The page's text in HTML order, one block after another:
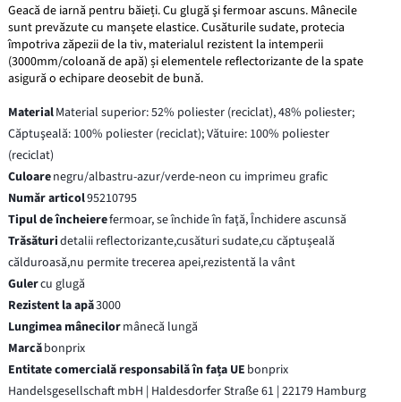
Geacă de iarnă pentru băieți. Cu glugă şi fermoar ascuns. Mânecile
sunt prevăzute cu manşete elastice. Cusăturile sudate, protecia
împotriva zăpezii de la tiv, materialul rezistent la intemperii
(3000mm/coloană de apă) și elementele reflectorizante de la spate
asigură o echipare deosebit de bună.
MaterialMaterial superior: 52% poliester (reciclat), 48% poliester;
Căptuşeală: 100% poliester (reciclat); Vătuire: 100% poliester
(reciclat)
Culoarenegru/albastru-azur/verde-neon cu imprimeu grafic
Număr articol95210795
Tipul de încheierefermoar, se închide în faţă, Închidere ascunsă
Trăsăturidetalii reflectorizante,cusături sudate,cu căptuşeală
călduroasă,nu permite trecerea apei,rezistentă la vânt
Gulercu glugă
Rezistent la apă3000
Lungimea mânecilormânecă lungă
Marcăbonprix
Entitate comercială responsabilă în fața UE bonprix
Handelsgesellschaft mbH | Haldesdorfer Straße 61 | 22179 Hamburg